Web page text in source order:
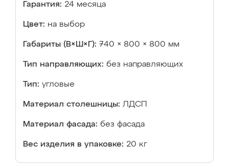
Гарантия: 24 месяца
Цвет: на выбор
Габариты (В×Ш×Г): 740 × 800 × 800 мм
Тип направляющих: без направляющих
Тип: угловые
Материал столешницы: ЛДСП
Материал фасада: без фасада
Вес изделия в упаковке: 20 кг